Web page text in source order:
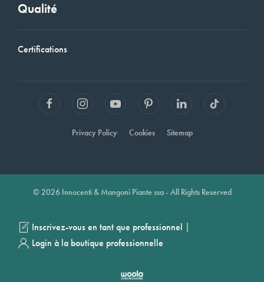
Qualité
Certifications
Privacy Policy Cookies Sitemap
© 2026 Innocenti & Mangoni Piante ssa - All Rights Reserved
Inscrivez-vous en tant que professionnel |
Login à la boutique professionnelle